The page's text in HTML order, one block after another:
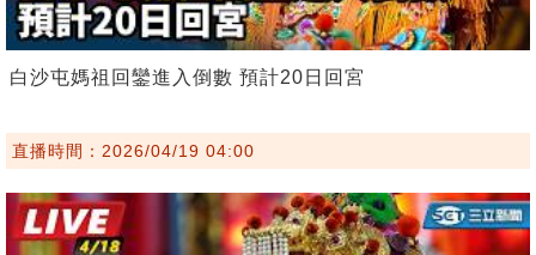
白沙屯媽祖回鑾進入倒數 預計20日回宮
直播時間：2026/04/19 04:00